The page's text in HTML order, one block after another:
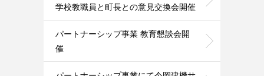
学校教職員と町長との意見交換会開催
パートナーシップ事業 教育懇談会開
催